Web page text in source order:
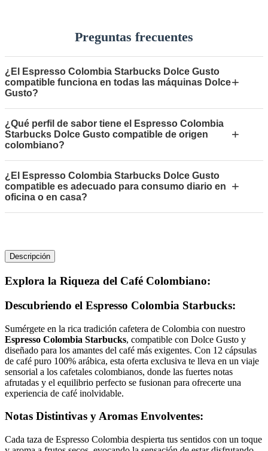
Preguntas frecuentes
¿El Espresso Colombia Starbucks Dolce Gusto
compatible funciona en todas las máquinas Dolce
Gusto?
+
¿Qué perfil de sabor tiene el Espresso Colombia
Starbucks Dolce Gusto compatible de origen
colombiano?
+
¿El Espresso Colombia Starbucks Dolce Gusto
compatible es adecuado para consumo diario en
oficina o en casa?
+
Descripción
Explora la Riqueza del Café Colombiano:
Descubriendo el Espresso Colombia Starbucks:
Sumérgete en la rica tradición cafetera de Colombia con nuestro
Espresso Colombia Starbucks, compatible con Dolce Gusto y
diseñado para los amantes del café más exigentes. Con 12 cápsulas
de café puro 100% arábica, esta oferta exclusiva te lleva en un viaje
sensorial a los cafetales colombianos, donde las fuertes notas
afrutadas y el equilibrio perfecto se fusionan para ofrecerte una
experiencia de café inolvidable.
Notas Distintivas y Aromas Envolventes:
Cada taza de Espresso Colombia despierta tus sentidos con un toque